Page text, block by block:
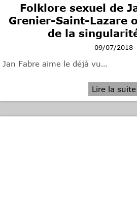
Folklore sexuel de
Grenier-Saint-Lazare
de la
09/07/2018
Jan Fabre aime le déjà vu…
Lire la suite